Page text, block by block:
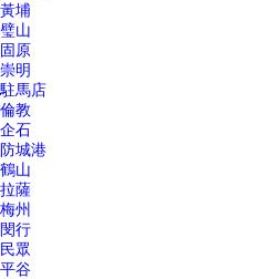
黃埔
璧山
固原
崇明
駐馬店
倫教
企石
防城港
鶴山
拉薩
梅州
閔行
民眾
平谷